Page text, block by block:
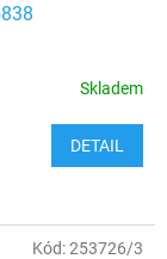
Skladem
DETAIL
Kód:253726/3